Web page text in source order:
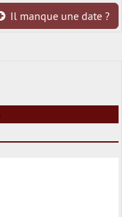
Il manque une date ?